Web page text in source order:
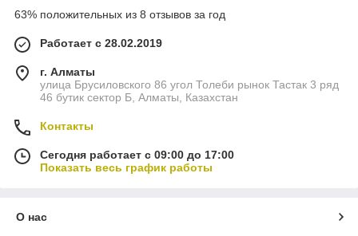
63% положительных из 8 отзывов за год
Работает с 28.02.2019
г. Алматы
улица Брусиловского 86 угол Толеби рынок Тастак 3 ряд
46 бутик сектор Б, Алматы, Казахстан
Контакты
Сегодня работает с 09:00 до 17:00
Показать весь график работы
О нас